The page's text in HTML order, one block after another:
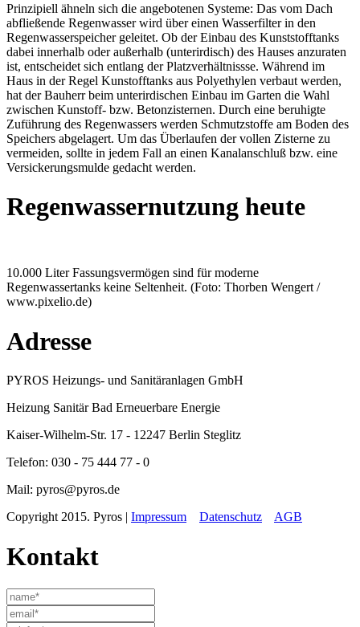
Prinzipiell ähneln sich die angebotenen Systeme: Das vom Dach
abfließende Regenwasser wird über einen Wasserfilter in den
Regenwasserspeicher geleitet. Ob der Einbau des Kunststofftanks
dabei innerhalb oder außerhalb (unterirdisch) des Hauses anzuraten
ist, entscheidet sich entlang der Platzverhältnissse. Während im
Haus in der Regel Kunstofftanks aus Polyethylen verbaut werden,
hat der Bauherr beim unterirdischen Einbau im Garten die Wahl
zwischen Kunstoff- bzw. Betonzisternen. Durch eine beruhigte
Zuführung des Regenwassers werden Schmutzstoffe am Boden des
Speichers abgelagert. Um das Überlaufen der vollen Zisterne zu
vermeiden, sollte in jedem Fall an einen Kanalanschluß bzw. eine
Versickerungsmulde gedacht werden.
Regenwassernutzung heute
10.000 Liter Fassungsvermögen sind für moderne
Regenwassertanks keine Seltenheit. (Foto: Thorben Wengert /
www.pixelio.de)
Adresse
PYROS Heizungs- und Sanitäranlagen GmbH
Heizung Sanitär Bad Erneuerbare Energie
Kaiser-Wilhelm-Str. 17 - 12247 Berlin Steglitz
Telefon: 030 - 75 444 77 - 0
Mail: pyros@pyros.de
Copyright 2015. Pyros | Impressum Datenschutz AGB
Kontakt